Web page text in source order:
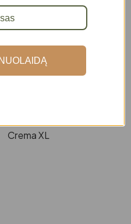
Pistachio &
Chocolate
5,19€su PVM
Į krepšelį